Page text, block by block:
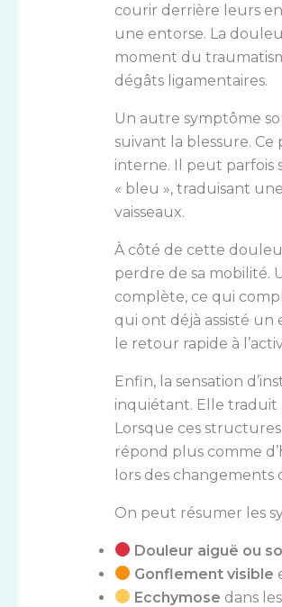
courir derrière leurs
une entorse. La
moment du
dégâts ligamentaires.
Un autre symptôme
suivant la blessure.
interne. Il peut parfois
« bleu », traduisant
vaisseaux.
À côté de cette
perdre de sa mobilité.
complète, ce qui
qui ont déjà assisté
le retour rapide à
Enfin, la sensation
inquiétant. Elle traduit
Lorsque ces
répond plus comme
lors des changements
On peut résumer les
Douleur aiguë ou
Gonflement visible
Ecchymose dans